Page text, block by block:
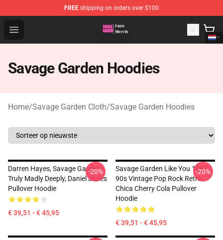
FREE shipping on orders over $100
Open menu
Savage Garden Store - Official Savage Garden
Savage Garden Hoodies
Home/Savage Garden Cloth/Savage Garden Hoodies
Darren Hayes, Savage Garden,
Truly Madly Deeply, Daniel Jones
Pullover Hoodie
€ 39,51 - € 45,95
-20%
Savage Garden Like You 1997
90s Vintage Pop Rock Retro
Chica Cherry Cola Pullover
Hoodie
€ 39,51 - € 45,95
-20%